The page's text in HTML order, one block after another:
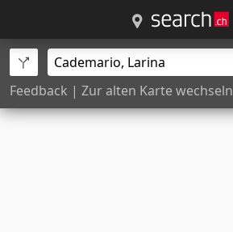
Feedback | Zur alten Karte wechseln